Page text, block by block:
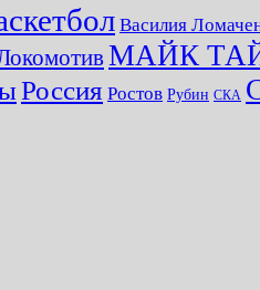
Василия
МАЙК
Россия Ростов Рубин СКА